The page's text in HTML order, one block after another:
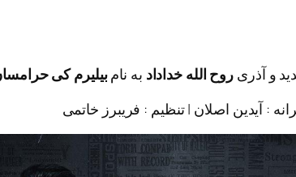
و آذری روح الله خداداد به نامبیلیرم کی
: آیدین اصلان | تنظیم : فریبرز خاتمی